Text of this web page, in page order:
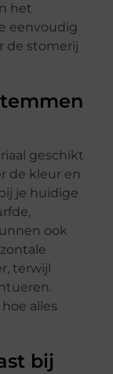
het
eenvoudig
de stomerij
geschikt
de kleur en
je huidige
ook
terwijl
alles
bij